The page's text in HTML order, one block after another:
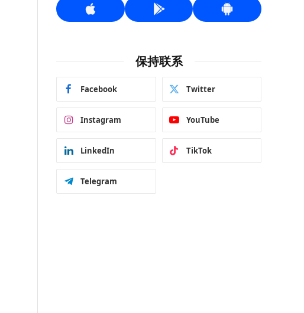
保持联系
Facebook Twitter
Instagram YouTube
LinkedIn TikTok
Telegram